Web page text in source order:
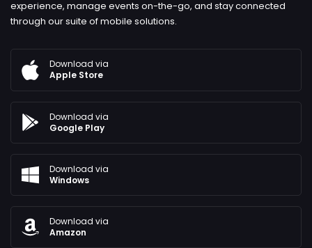
experience, manage events on-the-go, and stay connected
through our suite of mobile solutions.
Download via
Apple Store
Download via
Google Play
Download via
Windows
Download via
Amazon